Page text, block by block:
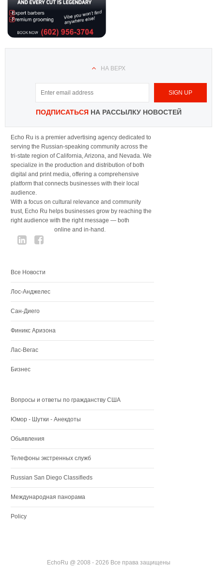
НА ВЕРХ
ПОДПИСАТЬСЯНА РАССЫЛКУ НОВОСТЕЙ
Echo Ru is a premier advertising agency dedicated to
serving the Russian-speaking community across the
tri-state region of California, Arizona, and Nevada. We
specialize in the production and distribution of both
digital and print media, offering a comprehensive
platform that connects businesses with their local
audience.
With a focus on cultural relevance and community
trust, Echo Ru helps businesses grow by reaching the
right audience with the right message — both
online and in-hand.
Все Новости
Лос-Анджелес
Сан-Диего
Финикс Аризона
Лас-Вегас
Бизнес
Вопросы и ответы по гражданству США
Юмор - Шутки - Анекдоты
Обьявления
Телефоны экстренных служб
Russian San Diego Classifieds
Международная панорама
Policy
EchoRu @ 2008 - 2026 Все права защищены